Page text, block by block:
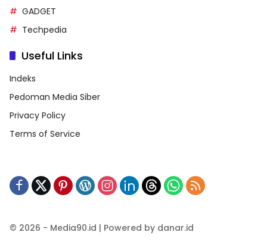
GADGET
Techpedia
Useful Links
Indeks
Pedoman Media Siber
Privacy Policy
Terms of Service
© 2026 - Media90.id | Powered by danar.id